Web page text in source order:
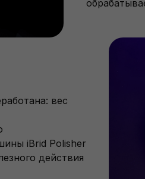
вес
iBrid Polisher
действия